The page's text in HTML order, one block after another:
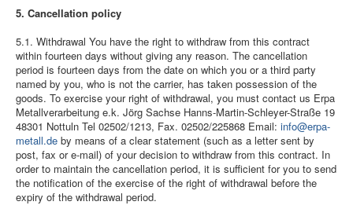
5. Cancellation policy
5.1. Withdrawal You have the right to withdraw from this contract
within fourteen days without giving any reason. The cancellation
period is fourteen days from the date on which you or a third party
named by you, who is not the carrier, has taken possession of the
goods. To exercise your right of withdrawal, you must contact us Erpa
Metallverarbeitung e.k. Jörg Sachse Hanns-Martin-Schleyer-Straße 19
48301 Nottuln Tel 02502/1213, Fax. 02502/225868 Email: info@erpa-
metall.de by means of a clear statement (such as a letter sent by
post, fax or e-mail) of your decision to withdraw from this contract. In
order to maintain the cancellation period, it is sufficient for you to send
the notification of the exercise of the right of withdrawal before the
expiry of the withdrawal period.